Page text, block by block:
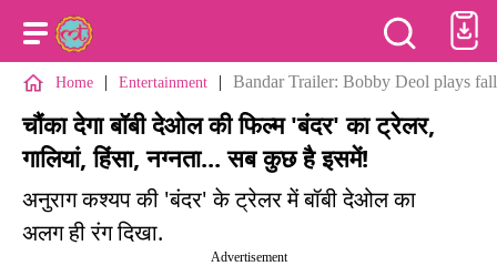
Home | Entertainment | Bandar Trailer: Bobby Deol plays
चौंका देगा बॉबी देओल की फिल्म 'बंदर' का ट्रेलर,
गालियां, हिंसा, नग्नता... सब कुछ है इसमें!
अनुराग कश्यप की 'बंदर' के ट्रेलर में बॉबी देओल का
अलग ही रंग दिखा.
Advertisement